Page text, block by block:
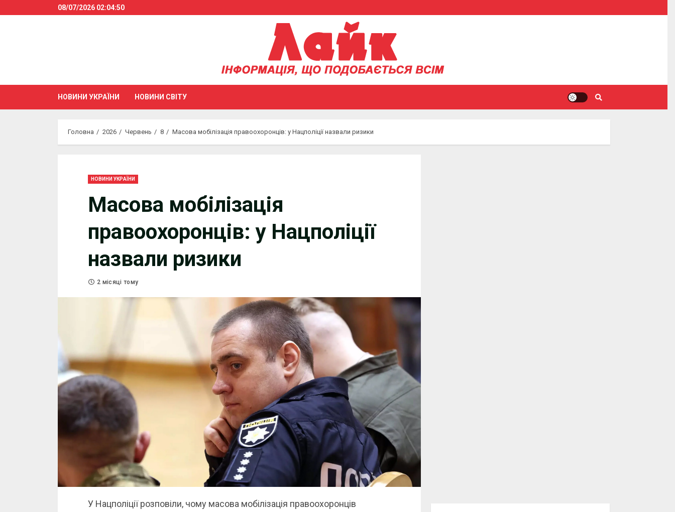
to
08/07/2026 02:04:50
НОВИНИ УКРАЇНИ НОВИНИ СВІТУ
Головна 2026 Червень 8 Масова мобілізація правоохоронців: у Нацполіції назвали ризики
НОВИНИ УКРАЇНИ
Масова мобілізація
правоохоронців: у Нацполіції
назвали ризики
2 місяці тому
У Нацполіції розповіли, чому масова мобілізація правоохоронців